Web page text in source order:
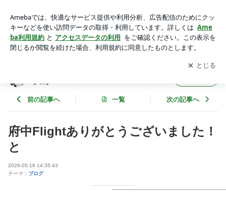
HOW-YA）オフィシャルブログ Powered by Ameba
アプリをダウンロードして ブログの更新通知
を受け取りまし
ょう。
開く
ブログ
前の記事へ 一覧 次の記事へ
府中Flightありがとうございました！
と
2026-05-16 14:35:43
テーマ： ブログ